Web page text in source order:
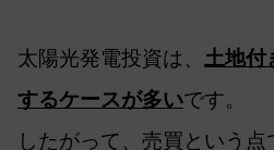
太陽光発電投資は、 土地付
するケースが多いです。
したがって、売買という